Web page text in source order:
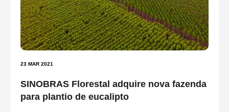
23 MAR 2021
SINOBRAS Florestal adquire nova fazenda
para plantio de eucalipto